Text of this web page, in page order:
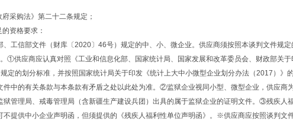
采购法》第二十二条规定；
资格要求：
工信部文件（财库〔2020〕46号）规定的中、小、微企业。供应商须按照本谈判文件规定
①供应商应认真对照《工业和信息化部、国家统计局、国家发展和改革委员会、财政部关
定的划分标准，并按照国家统计局关于印发《统计上大中小微型企业划分办法（2017）》
件中的有关条款与本条款有矛盾之处以此处为准。②监狱企业视同小型、微型企业，供应商
狱管理局、戒毒管理局（含新疆生产建设兵团）出具的属于监狱企业的证明文件。③残疾人
不提供中小企业声明函，但须提供的《残疾人福利性单位声明函》。※供应商应按照谈判文